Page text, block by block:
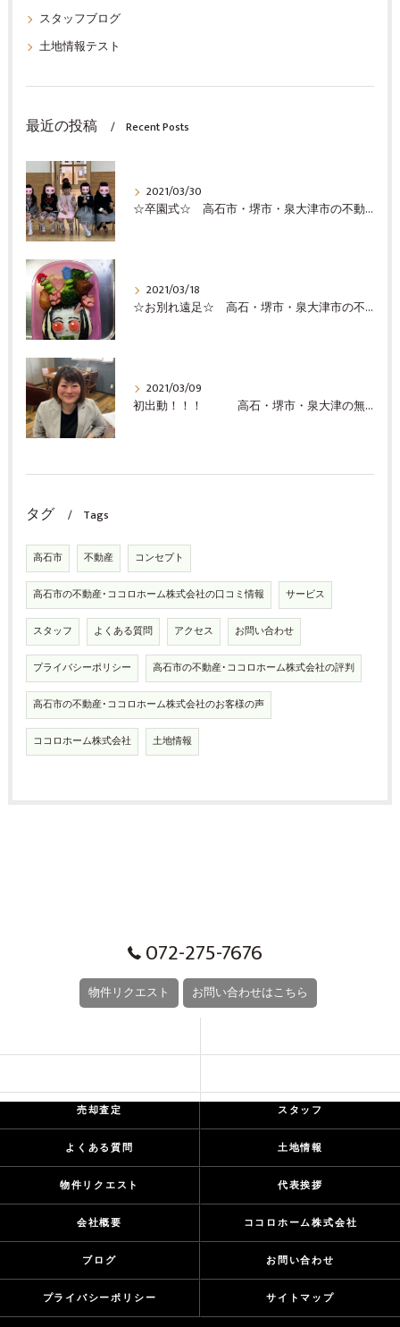
スタッフブログ
土地情報テスト
最近の投稿 Recent Posts
2021/03/30
☆卒園式☆ 高石市・堺市・泉大津市の不動産の事ならココロホーム株式会社にお問い合わせください
2021/03/18
☆お別れ遠足☆ 高石・堺市・泉大津市の不動産売却の事ならココロホーム株式会社にお問い合わせください
2021/03/09
初出動！！！ 高石・堺市・泉大津の無料査定の事ならココロホーム株式会社
タグ Tags
高石市 不動産 コンセプト
高石市の不動産･ココロホーム株式会社の口コミ情報 サービス
スタッフ よくある質問 アクセス お問い合わせ
プライバシーポリシー 高石市の不動産･ココロホーム株式会社の評判
高石市の不動産･ココロホーム株式会社のお客様の声
ココロホーム株式会社 土地情報
072-275-7676
物件リクエスト お問い合わせはこちら
売却査定 スタッフ
よくある質問 土地情報
物件リクエスト 代表挨拶
会社概要 ココロホーム株式会社
ブログ お問い合わせ
プライバシーポリシー サイトマップ